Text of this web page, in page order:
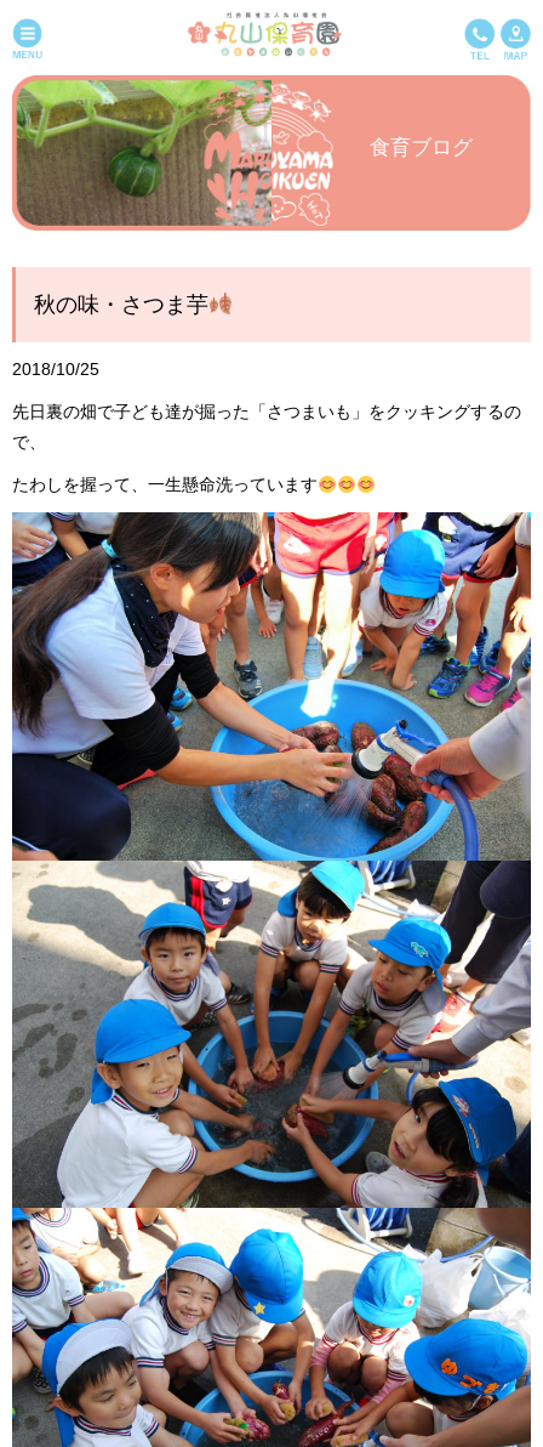
食育ブログ
秋の味・さつま芋
2018/10/25
先日裏の畑で子ども達が掘った「さつまいも」をクッキングするの
で、
たわしを握って、一生懸命洗っています